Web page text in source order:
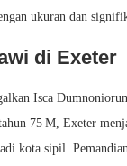
ukuran dan
di Exeter
Isca
75 M, Exeter
kota sipil.